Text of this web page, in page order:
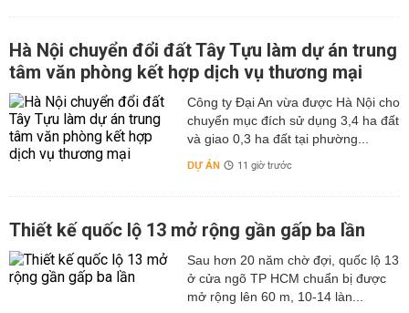
Hà Nội chuyển đổi đất Tây Tựu làm dự án trung
tâm văn phòng kết hợp dịch vụ thương mại
Công ty Đại An vừa được Hà Nội cho
chuyển mục đích sử dụng 3,4 ha đất
và giao 0,3 ha đất tại phường...
DỰ ÁN 11 giờ trước
Thiết kế quốc lộ 13 mở rộng gần gấp ba lần
Sau hơn 20 năm chờ đợi, quốc lộ 13
ở cửa ngõ TP HCM chuẩn bị được
mở rộng lên 60 m, 10-14 làn...